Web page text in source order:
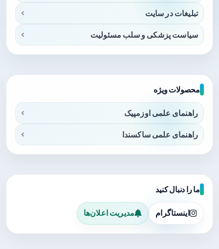
تبلیغات در سایت
سیاست پزشکی و سلب مسئولیت
محصولات ویژه
راهنمای علمی اوزمپیک
راهنمای علمی ساکسندا
ما را دنبال کنید
اینستاگرام مدیریت اعلان‌ها